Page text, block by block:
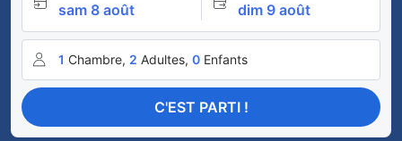
sam 8 août dim 9 août
1 Chambre, 2 Adultes, 0 Enfants
C'EST PARTI !